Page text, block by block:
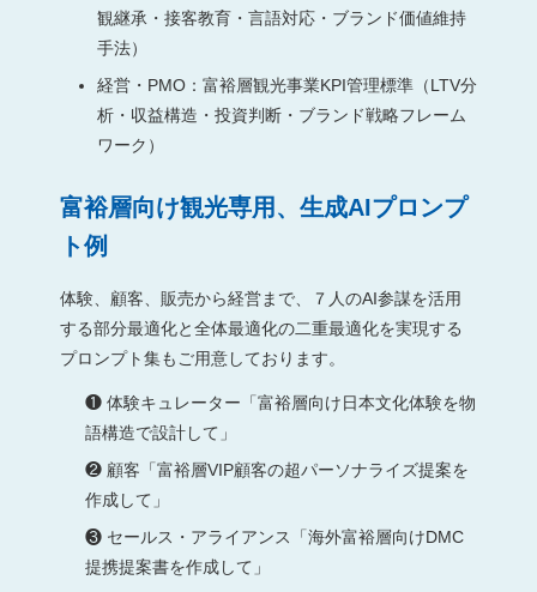
観継承・接客教育・言語対応・ブランド価値維持
手法）
経営・PMO：富裕層観光事業KPI管理標準（LTV分
析・収益構造・投資判断・ブランド戦略フレーム
ワーク）
富裕層向け観光専用、生成AIプロンプ
ト例
体験、顧客、販売から経営まで、７人のAI参謀を活用
する部分最適化と全体最適化の二重最適化を実現する
プロンプト集もご用意しております。
❶ 体験キュレーター「富裕層向け日本文化体験を物
語構造で設計して」
❷ 顧客「富裕層VIP顧客の超パーソナライズ提案を
作成して」
❸ セールス・アライアンス「海外富裕層向けDMC
提携提案書を作成して」